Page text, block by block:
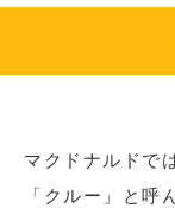
マクドナルドで
「クルー」と呼